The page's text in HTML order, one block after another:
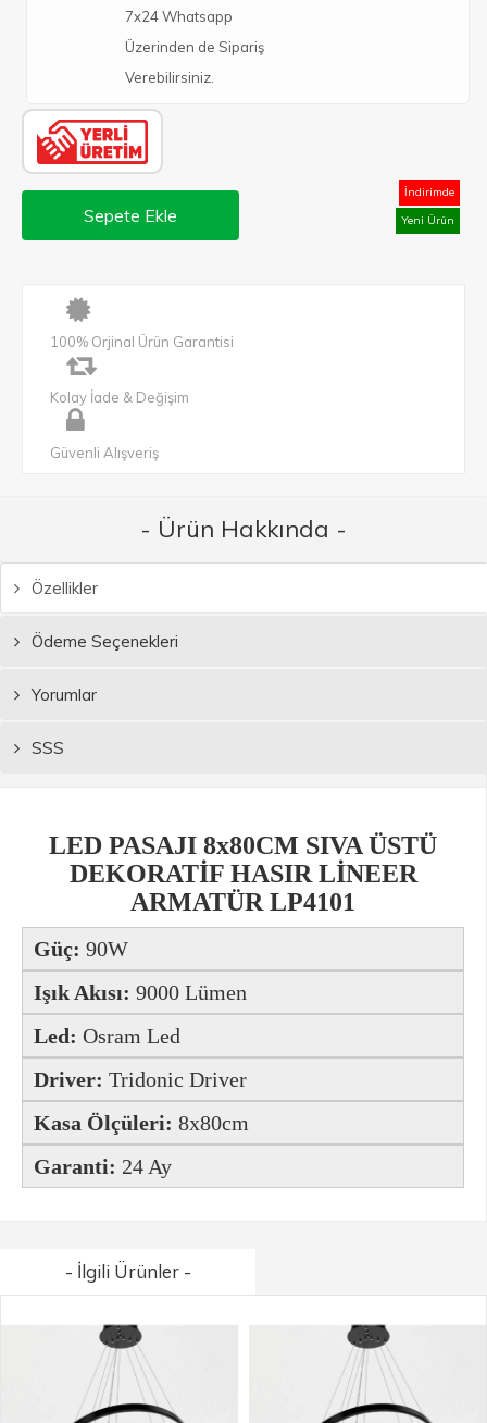
7x24 Whatsapp
Üzerinden de Sipariş
Verebilirsiniz.
Sepete Ekle
İndirimde
Yeni Ürün
100% Orjinal Ürün Garantisi
Kolay İade & Değişim
Güvenli Alışveriş
- Ürün Hakkında -
Özellikler
Ödeme Seçenekleri
Yorumlar
SSS
LED PASAJI 8x80CM SIVA ÜSTÜ
DEKORATİF HASIR LİNEER
ARMATÜR LP4101
Güç: 90W
Işık Akısı: 9000 Lümen
Led: Osram Led
Driver: Tridonic Driver
Kasa Ölçüleri: 8x80cm
Garanti: 24 Ay
- İlgili Ürünler -